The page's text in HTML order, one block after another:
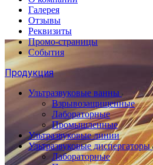
Галерея
Отзывы
Реквизиты
Промо-страницы
События
Продукция
Ультразвуковые ванны
Взрывозащищенные
Лабораторные
Промышленные
Ультразвуковые линии
Ультразвуковые диспергаторы
Лабораторные